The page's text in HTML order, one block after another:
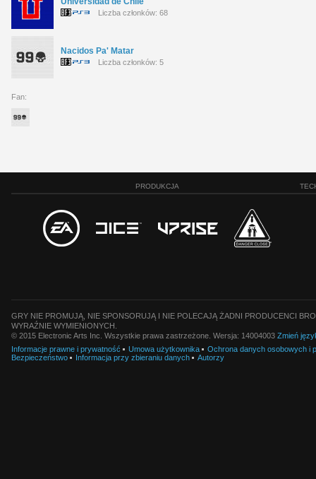
Liczba członków: 68
Nacidos Pa' Matar
Liczba członków: 5
Fan:
PRODUKCJA
GRY NIE PROMUJĄ, NIE SPONSORUJĄ I NIE POLECAJĄ ŻADNI PRODUCENCI
WYRAŹNIE WYMIENIONYCH.
© 2015 Electronic Arts Inc. Wszystkie prawa zastrzeżone. Wersja: 14004003 Zmień
Informacje prawne i prywatność
Umowa użytkownika
Ochrona danych osobowych i
Bezpieczeństwo
Informacja przy zbieraniu danych Autorzy